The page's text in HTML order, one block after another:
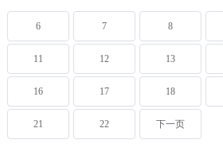
6 7 8
11 12 13
16 17 18
21 22 下一页